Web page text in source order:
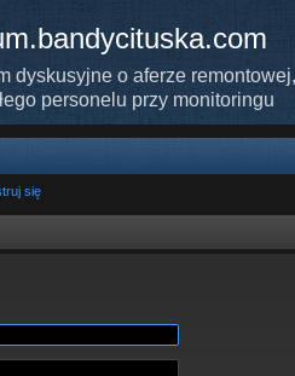
dyskusyjne o aferze
personelu przy monitoringu
się